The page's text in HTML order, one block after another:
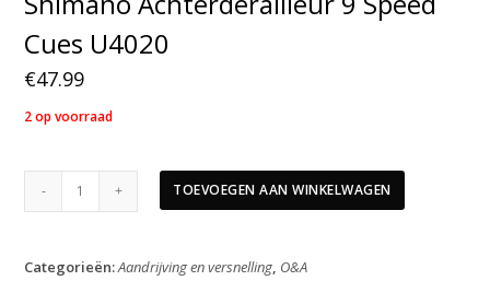
Cues U4020
€47.99
2 op voorraad
Shimano
Achterderailleur
Cues
TOEVOEGEN AAN WINKELWAGEN
Categorieën:Aandrijving en versnelling, O&A